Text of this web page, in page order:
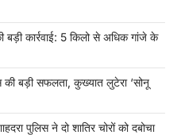
बड़ी कार्रवाई: 5 किलो से अधिक गांजे के
की बड़ी सफलता, कुख्यात लुटेरा ‘सोनू
पुलिस ने दो शातिर चोरों को दबोचा